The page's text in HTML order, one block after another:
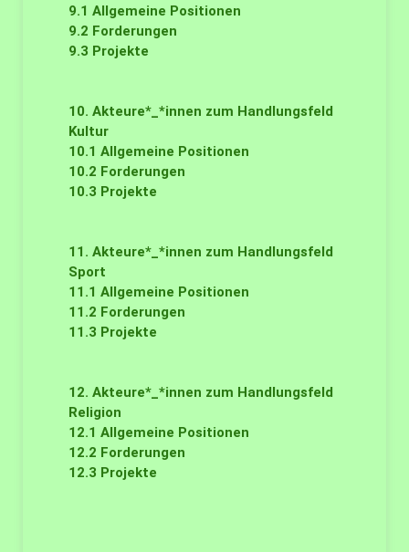
9.1 Allgemeine Positionen
9.2 Forderungen
9.3 Projekte
10. Akteure*_*innen zum Handlungsfeld
Kultur
10.1 Allgemeine Positionen
10.2 Forderungen
10.3 Projekte
11. Akteure*_*innen zum Handlungsfeld
Sport
11.1 Allgemeine Positionen
11.2 Forderungen
11.3 Projekte
12. Akteure*_*innen zum Handlungsfeld
Religion
12.1 Allgemeine Positionen
12.2 Forderungen
12.3 Projekte